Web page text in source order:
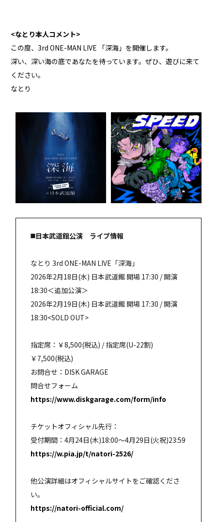
<なとり本人コメント>
この度、3rd ONE-MAN LIVE 「深海」を開催します。
深い、深い海の底であなたを待っています。ぜひ、遊びに来て
ください。
なとり
◼️日本武道館公演 ライブ情報
なとり 3rd ONE-MAN LIVE「深海」
2026年2月18日(水) 日本武道館 開場 17:30 / 開演
18:30＜追加公演＞
2026年2月19日(木) 日本武道館 開場 17:30 / 開演
18:30<SOLD OUT>
指定席：￥8,500(税込) / 指定席(U-22割)
￥7,500(税込)
お問合せ：DISK GARAGE
問合せフォーム
https://www.diskgarage.com/form/info
チケットオフィシャル先行：
受付期間：4月24日(木)18:00～4月29日(⽕祝)23:59
https://w.pia.jp/t/natori-2526/
他公演詳細はオフィシャルサイトをご確認くださ
い。
https://natori-official.com/